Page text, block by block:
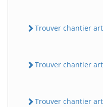
Trouver chantier
Trouver chantier
Trouver chantier